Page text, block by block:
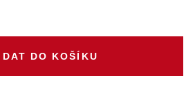
DO KOŠÍKU